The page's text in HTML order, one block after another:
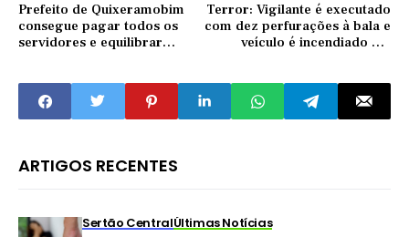
Prefeito de Quixeramobim
consegue pagar todos os
servidores e equilibrar
Terror: Vigilante é executado
com dez perfurações à bala e
veículo é incendiado em
ARTIGOS RECENTES
Sertão CentralÚltimas Notícias